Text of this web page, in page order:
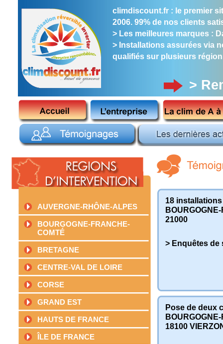
climdiscount.fr : le premier
2006. 99% de nos clients
> Les meilleures marques :
> Installations assurées via
qualifiés sur plusieurs
>
AUVERGNE-RHÔNE-ALPES
BOURGOGNE-FRANCHE-
COMTÉ
BRETAGNE
CENTRE-VAL DE LOIRE
CORSE
GRAND EST
HAUTS DE FRANCE
ÎLE DE FRANCE
18
21000
> Enquêtes de
Pose de deux
18100